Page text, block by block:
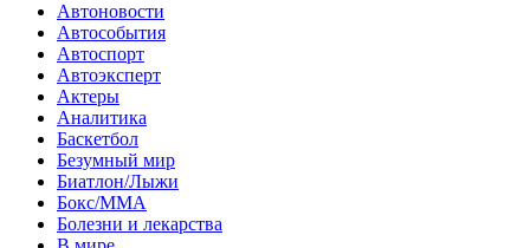
Автоновости
Автособытия
Автоспорт
Автоэксперт
Актеры
Аналитика
Баскетбол
Безумный мир
Биатлон/Лыжи
Бокс/MMA
Болезни и лекарства